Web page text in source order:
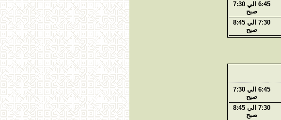
6:45 الي 7:30
صبح
7:30 الي 8:45
صبح
6:45 الي 7:30
صبح
7:30 الي 8:45
صبح